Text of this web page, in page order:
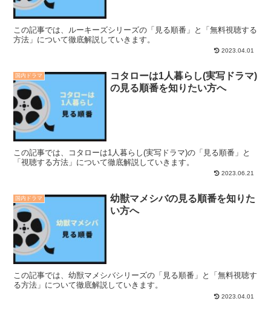
この記事では、ルーキーズシリーズの「見る順番」と「無料視聴する
方法」について徹底解説していきます。
2023.04.01
国内ドラマ
コタローは1人暮らし(実写ドラマ)
の見る順番を知りたい方へ
この記事では、コタローは1人暮らし(実写ドラマ)の「見る順番」と
「視聴する方法」について徹底解説していきます。
2023.06.21
国内ドラマ
幼獣マメシバの見る順番を知りた
い方へ
この記事では、幼獣マメシバシリーズの「見る順番」と「無料視聴す
る方法」について徹底解説していきます。
2023.04.01